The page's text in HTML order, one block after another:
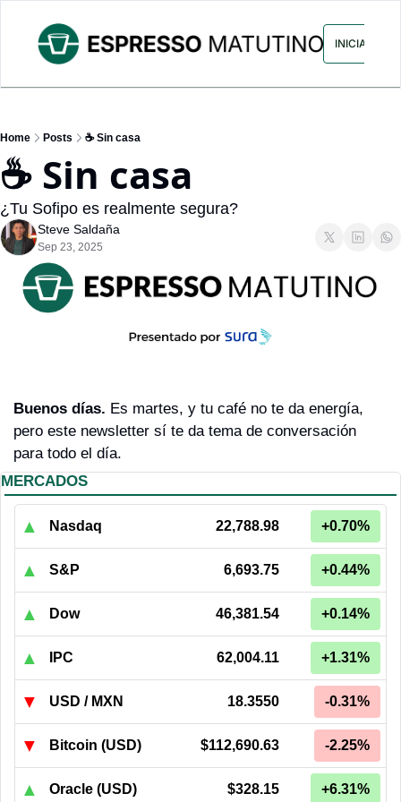
ARCHIVO ANUNCIA CON
INICIAR
Home Posts ☕ Sin casa
☕ Sin casa
¿Tu Sofipo es realmente segura?
Steve Saldaña
Sep 23, 2025
Buenos días. Es martes, y tu café no te da energía,
pero este newsletter sí te da tema de conversación
para todo el día.
MERCADOS
▲ Nasdaq 22,788.98 +0.70%
▲ S&P 6,693.75 +0.44%
▲ Dow 46,381.54 +0.14%
▲ IPC 62,004.11 +1.31%
▼ USD / MXN 18.3550 -0.31%
▼ Bitcoin (USD) $112,690.63 -2.25%
▲ Oracle (USD) $328.15 +6.31%